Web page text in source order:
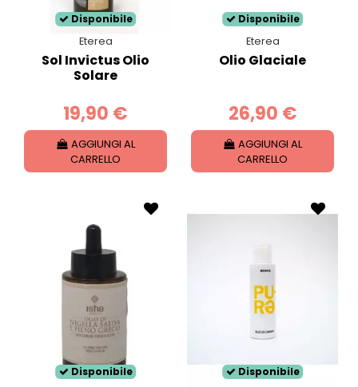
Disponibile
Eterea
Sol Invictus Olio
Solare
19,90 €
AGGIUNGI AL
CARRELLO
Disponibile
Eterea
Olio Glaciale
26,90 €
AGGIUNGI AL
CARRELLO
Disponibile
Disponibile